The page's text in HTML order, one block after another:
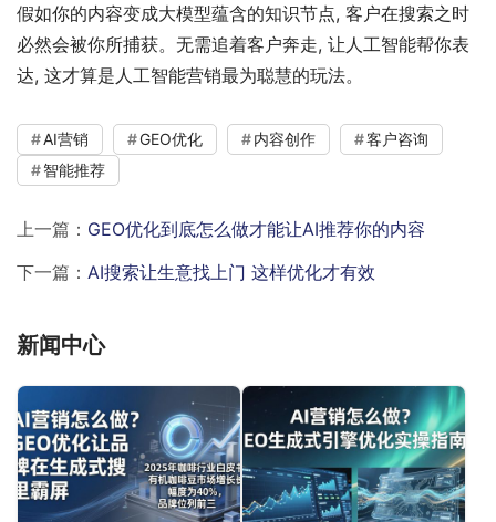
假如你的内容变成大模型蕴含的知识节点, 客户在搜索之时
必然会被你所捕获。无需追着客户奔走, 让人工智能帮你表
达, 这才算是人工智能营销最为聪慧的玩法。
AI营销 GEO优化 内容创作
客户咨询
智能推荐
上一篇： GEO优化到底怎么做才能让AI推荐你的内容
下一篇： AI搜索让生意找上门 这样优化才有效
新闻中心